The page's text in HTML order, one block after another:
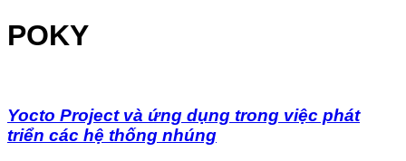
POKY
Yocto Project và ứng dụng trong việc phát
triển các hệ thống nhúng